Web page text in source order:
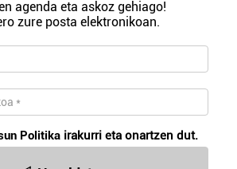
agenda eta askoz gehiago!
zure posta elektronikoan.
Politika irakurri eta onartzen dut.